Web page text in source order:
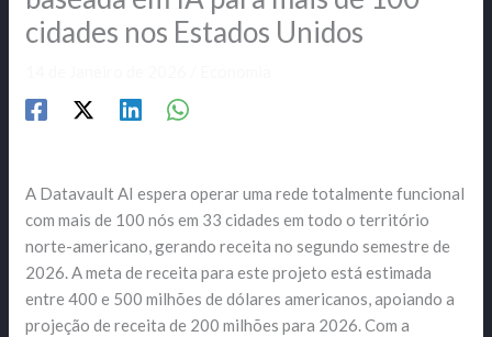
cidades nos Estados Unidos
A Datavault AI espera operar uma rede totalmente funcional
com mais de 100 nós em 33 cidades em todo o território
norte-americano, gerando receita no segundo semestre de
2026. A meta de receita para este projeto está estimada
entre 400 e 500 milhões de dólares americanos, apoiando a
projeção de receita de 200 milhões para 2026. Com a